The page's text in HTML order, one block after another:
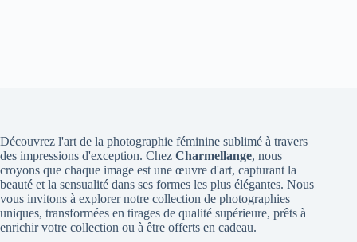
Découvrez l'art de la photographie féminine sublimé à travers
des impressions d'exception. Chez Charmellange, nous
croyons que chaque image est une œuvre d'art, capturant la
beauté et la sensualité dans ses formes les plus élégantes. Nous
vous invitons à explorer notre collection de photographies
uniques, transformées en tirages de qualité supérieure, prêts à
enrichir votre collection ou à être offerts en cadeau.